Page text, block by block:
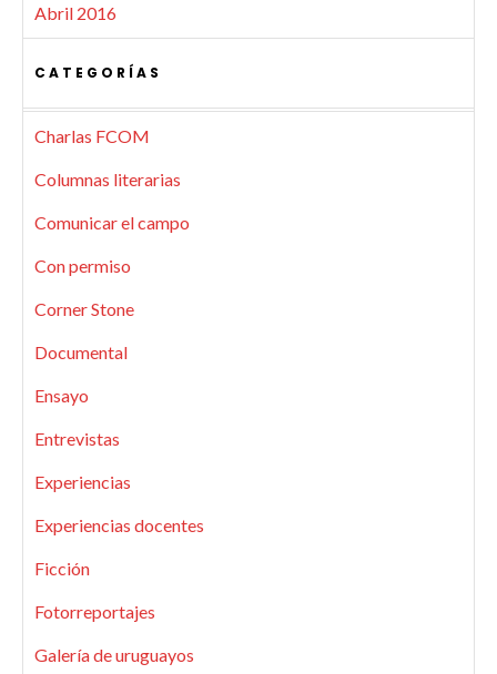
Abril 2016
CATEGORÍAS
Charlas FCOM
Columnas literarias
Comunicar el campo
Con permiso
Corner Stone
Documental
Ensayo
Entrevistas
Experiencias
Experiencias docentes
Ficción
Fotorreportajes
Galería de uruguayos